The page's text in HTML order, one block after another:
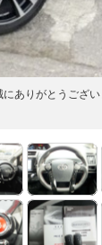
ありがとうござ